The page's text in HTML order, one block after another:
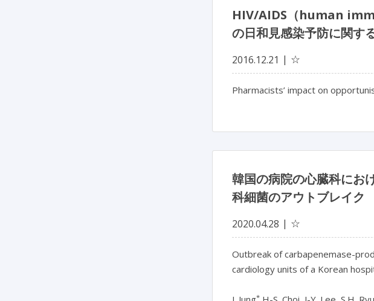
HIV/AIDS（human
の日和見感染予防に関す
2016.12.21 ☆
Pharmacists’ impact on
韓国の病院の心臓科にお
科細菌のアウトブレイク
2020.04.28 ☆
Outbreak of carbapenemase-
cardiology units of a Korean
*